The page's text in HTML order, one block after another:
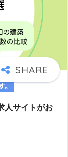
人サイトがお